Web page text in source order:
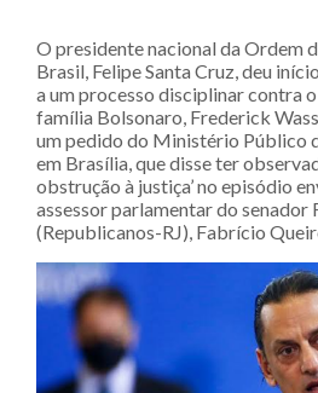
O presidente nacional da Ordem
Brasil, Felipe Santa Cruz, deu
a um processo disciplinar contra
família Bolsonaro, Frederick
um pedido do Ministério Público
em Brasília, que disse ter
obstrução à justiça’ no episódio
assessor parlamentar do senador
(Republicanos-RJ), Fabrício